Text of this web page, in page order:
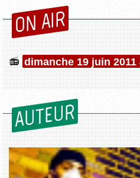
ON AIR
dimanche 19 juin 2011
AUTEUR